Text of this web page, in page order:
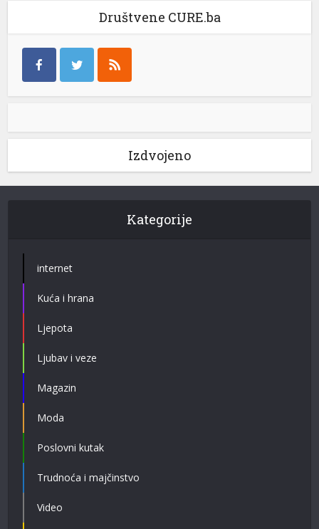
Društvene CURE.ba
Izdvojeno
Kategorije
internet
Kuća i hrana
Ljepota
Ljubav i veze
Magazin
Moda
Poslovni kutak
Trudnoća i majčinstvo
Video